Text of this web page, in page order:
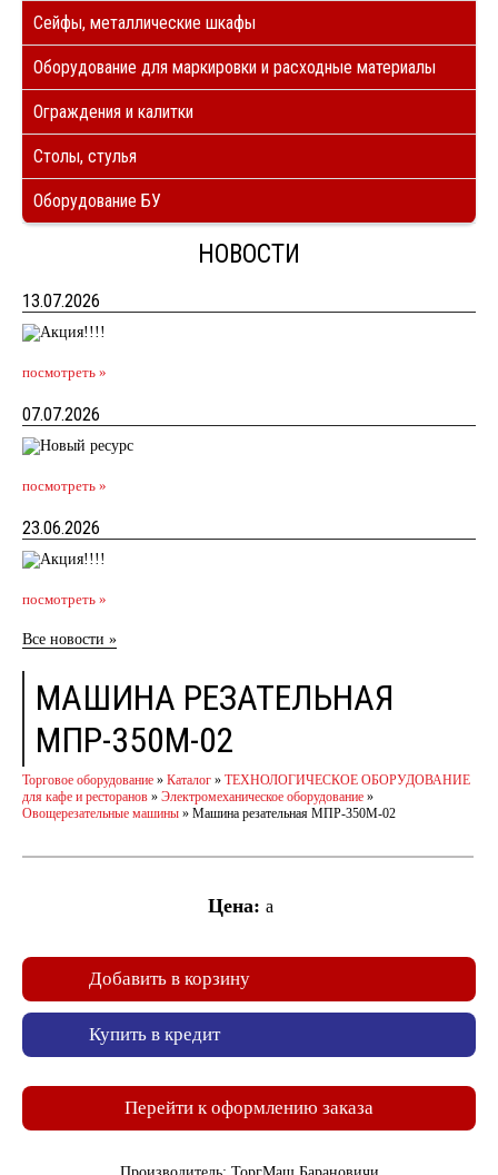
Сейфы, металлические шкафы
Оборудование для маркировки и расходные материалы
Ограждения и калитки
Столы, стулья
Оборудование БУ
НОВОСТИ
13.07.2026
посмотреть »
07.07.2026
посмотреть »
23.06.2026
посмотреть »
Все новости »
МАШИНА РЕЗАТЕЛЬНАЯ
МПР-350М-02
Торговое оборудование » Каталог » ТЕХНОЛОГИЧЕСКОЕ ОБОРУДОВАНИЕ
для кафе и ресторанов » Электромеханическое оборудование »
Овощерезательные машины » Машина резательная МПР-350М-02
Цена: a
Добавить в корзину
Купить в кредит
Перейти к оформлению заказа